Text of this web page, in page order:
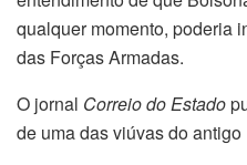
qualquer momento, poderia
das Forças Armadas.
O jornal Correio do Estado
de uma das viúvas do antigo